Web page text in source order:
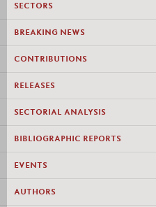
SECTORS
BREAKING NEWS
CONTRIBUTIONS
RELEASES
SECTORIAL ANALYSIS
BIBLIOGRAPHIC REPORTS
EVENTS
AUTHORS